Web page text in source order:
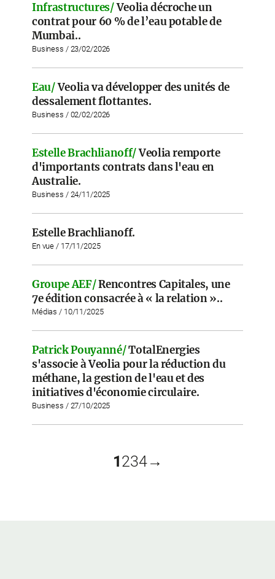
Infrastructures/Veolia décroche un
contrat pour 60 % de l’eau potable de
Mumbai..
Business / 23/02/2026
Eau/Veolia va développer des unités de
dessalement flottantes.
Business / 02/02/2026
Estelle Brachlianoff/Veolia remporte
d'importants contrats dans l'eau en
Australie.
Business / 24/11/2025
Estelle Brachlianoff.
En vue / 17/11/2025
Groupe AEF/Rencontres Capitales, une
7e édition consacrée à « la relation »..
Médias / 10/11/2025
Patrick Pouyanné/TotalEnergies
s'associe à Veolia pour la réduction du
méthane, la gestion de l'eau et des
initiatives d'économie circulaire.
Business / 27/10/2025
1234→